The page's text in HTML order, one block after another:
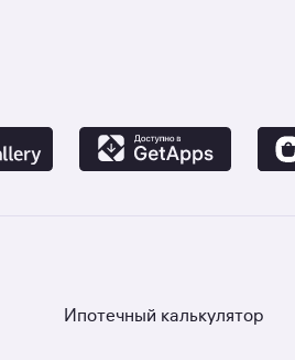
Ипотечный калькулятор